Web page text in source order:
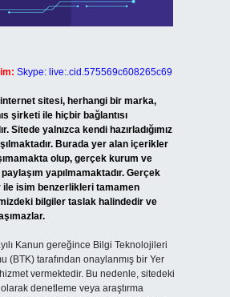
Skype: live:.cid.575569c608265c69
sitesi, herhangi bir marka,
şirketi ile hiçbir bağlantısı
Sitede yalnızca kendi hazırladığımız
Burada yer alan içerikler
olup, gerçek kurum ve
yapılmamaktadır. Gerçek
ile isim benzerlikleri tamamen
bilgiler taslak halindedir ve
Kanun gereğince Bilgi Teknolojileri
(BTK) tarafından onaylanmış bir Yer
vermektedir. Bu nedenle, sitedeki
denetleme veya araştırma